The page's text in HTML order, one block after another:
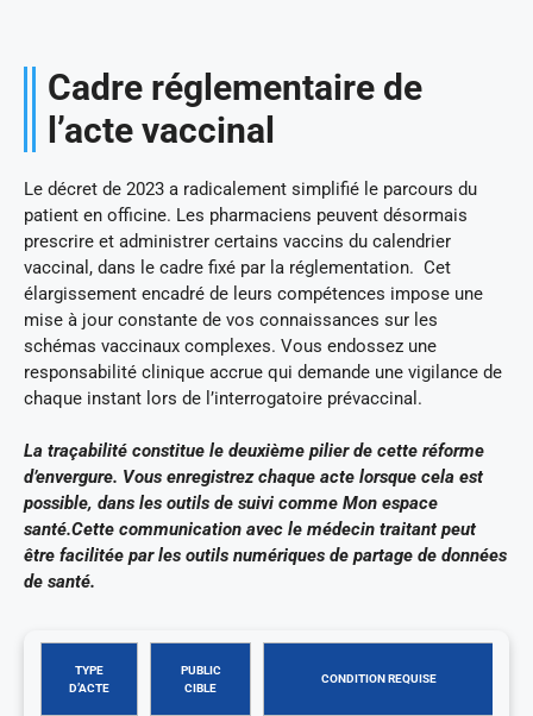
Cadre réglementaire de
l’acte vaccinal
Le décret de 2023 a radicalement simplifié le parcours du
patient en officine. Les pharmaciens peuvent désormais
prescrire et administrer certains vaccins du calendrier
vaccinal, dans le cadre fixé par la réglementation. Cet
élargissement encadré de leurs compétences impose une
mise à jour constante de vos connaissances sur les
schémas vaccinaux complexes. Vous endossez une
responsabilité clinique accrue qui demande une vigilance de
chaque instant lors de l’interrogatoire prévaccinal.
La traçabilité constitue le deuxième pilier de cette réforme
d’envergure. Vous enregistrez chaque acte lorsque cela est
possible, dans les outils de suivi comme Mon espace
santé.Cette communication avec le médecin traitant peut
être facilitée par les outils numériques de partage de données
de santé.
TYPE
D’ACTE
PUBLIC
CIBLE
CONDITION REQUISE